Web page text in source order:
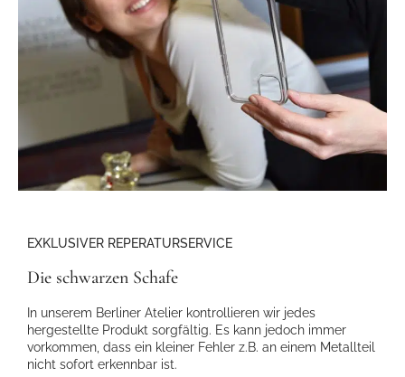
EXKLUSIVER REPERATURSERVICE
Die schwarzen Schafe
In unserem Berliner Atelier kontrollieren wir jedes
hergestellte Produkt sorgfältig. Es kann jedoch immer
vorkommen, dass ein kleiner Fehler z.B. an einem Metallteil
nicht sofort erkennbar ist.